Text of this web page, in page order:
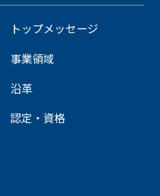
トップメッセージ
事業領域
沿革
認定・資格